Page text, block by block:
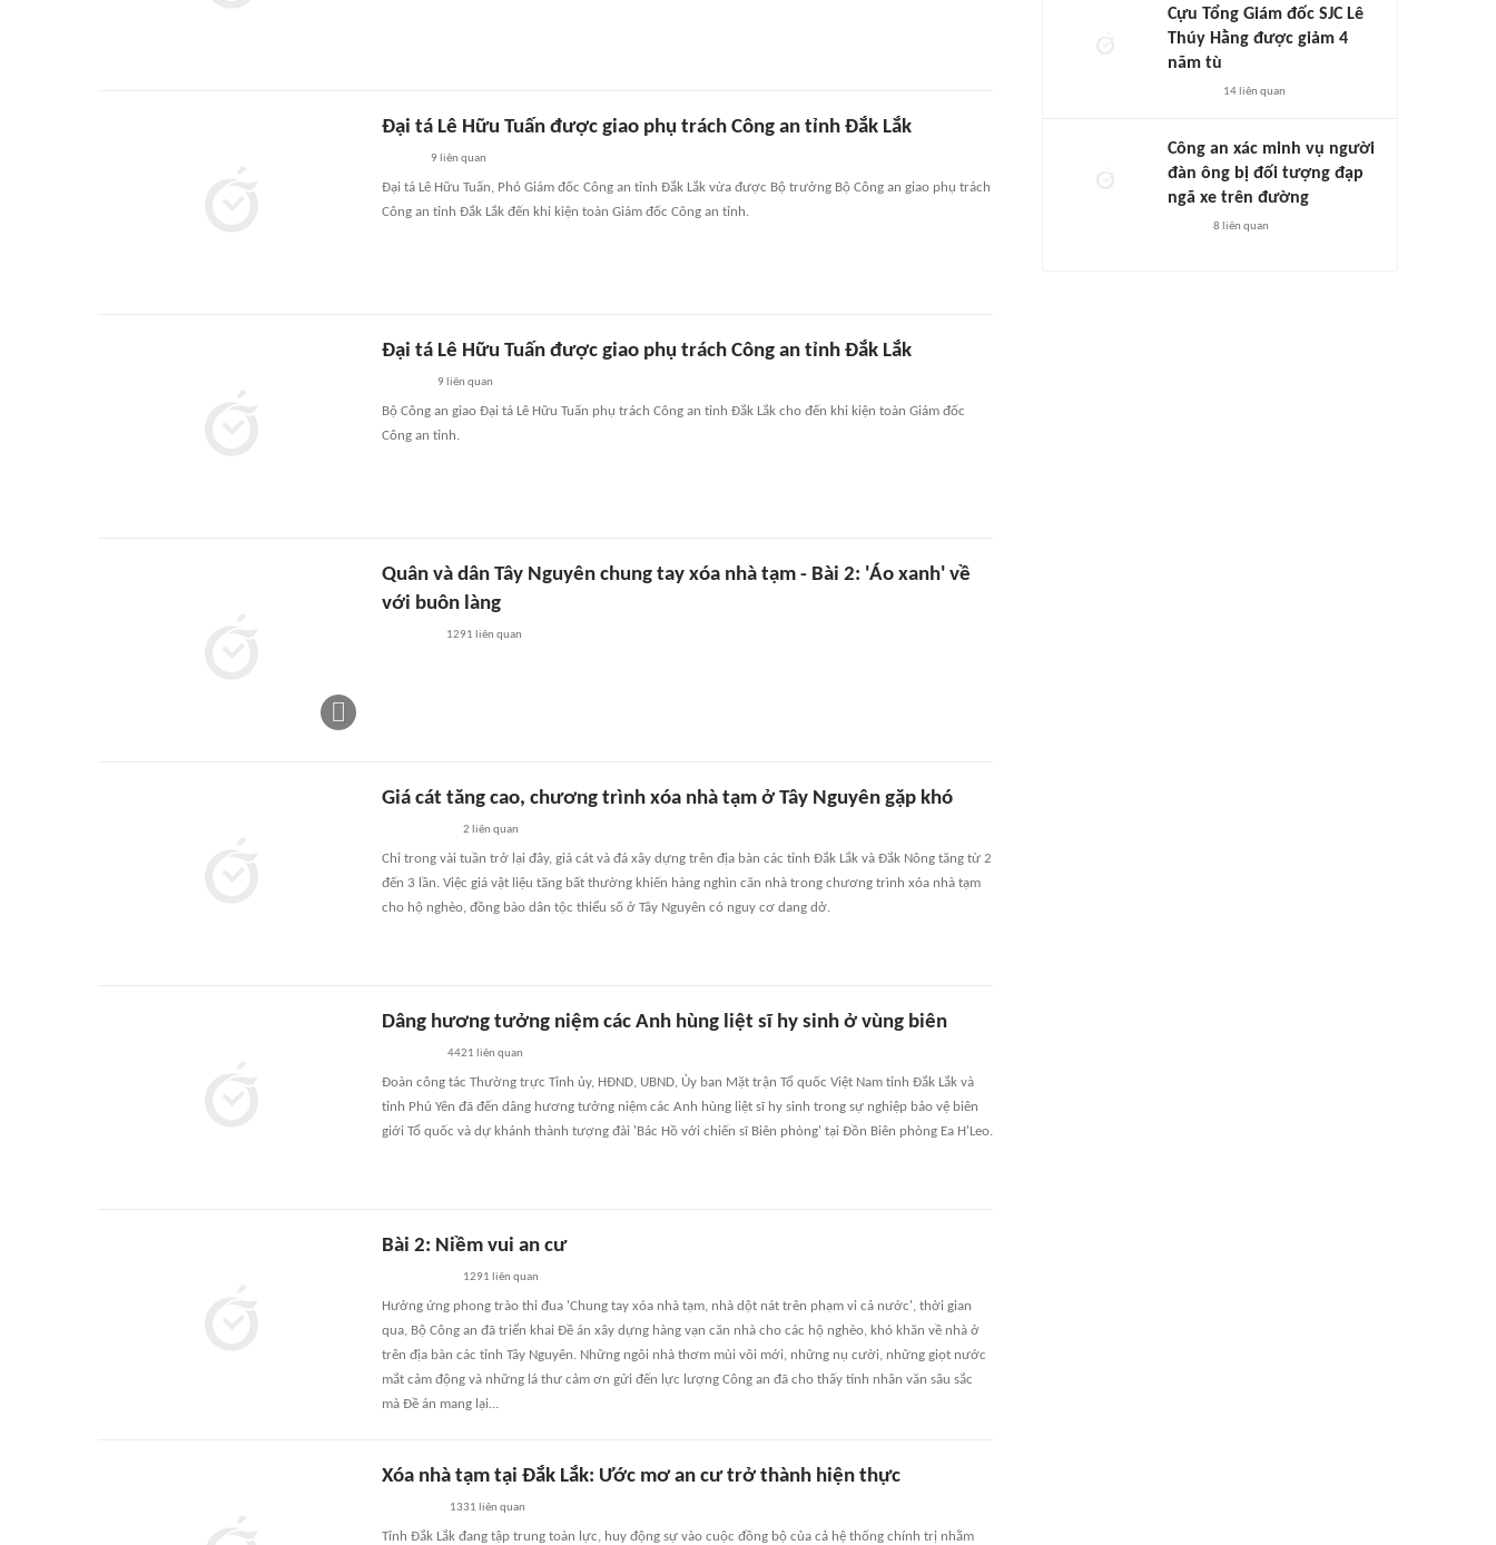
Đại tá Lê Hữu Tuấn được giao phụ trách Công an tỉnh Đắk Lắk
9 liên quan
Đại tá Lê Hữu Tuấn, Phó Giám đốc Công an tỉnh Đắk Lắk vừa được Bộ trưởng Bộ Công an giao phụ trách
Công an tỉnh Đắk Lắk đến khi kiện toàn Giám đốc Công an tỉnh.
Đại tá Lê Hữu Tuấn được giao phụ trách Công an tỉnh Đắk Lắk
9 liên quan
Bộ Công an giao Đại tá Lê Hữu Tuấn phụ trách Công an tỉnh Đắk Lắk cho đến khi kiện toàn Giám đốc
Công an tỉnh.
Quân và dân Tây Nguyên chung tay xóa nhà tạm - Bài 2: 'Áo xanh' về
với buôn làng
1291 liên quan
Giá cát tăng cao, chương trình xóa nhà tạm ở Tây Nguyên gặp khó
2 liên quan
Chỉ trong vài tuần trở lại đây, giá cát và đá xây dựng trên địa bàn các tỉnh Đắk Lắk và Đắk Nông tăng từ 2
đến 3 lần. Việc giá vật liệu tăng bất thường khiến hàng nghìn căn nhà trong chương trình xóa nhà tạm
cho hộ nghèo, đồng bào dân tộc thiểu số ở Tây Nguyên có nguy cơ dang dở.
Dâng hương tưởng niệm các Anh hùng liệt sĩ hy sinh ở vùng biên
4421 liên quan
Đoàn công tác Thường trực Tỉnh ủy, HĐND, UBND, Ủy ban Mặt trận Tổ quốc Việt Nam tỉnh Đắk Lắk và
tỉnh Phú Yên đã đến dâng hương tưởng niệm các Anh hùng liệt sĩ hy sinh trong sự nghiệp bảo vệ biên
giới Tổ quốc và dự khánh thành tượng đài 'Bác Hồ với chiến sĩ Biên phòng' tại Đồn Biên phòng Ea H'Leo.
Bài 2: Niềm vui an cư
1291 liên quan
Hưởng ứng phong trào thi đua 'Chung tay xóa nhà tạm, nhà dột nát trên phạm vi cả nước', thời gian
qua, Bộ Công an đã triển khai Đề án xây dựng hàng vạn căn nhà cho các hộ nghèo, khó khăn về nhà ở
trên địa bàn các tỉnh Tây Nguyên. Những ngôi nhà thơm mùi vôi mới, những nụ cười, những giọt nước
mắt cảm động và những lá thư cảm ơn gửi đến lực lượng Công an đã cho thấy tính nhân văn sâu sắc
mà Đề án mang lại…
Xóa nhà tạm tại Đắk Lắk: Ước mơ an cư trở thành hiện thực
1331 liên quan
Tỉnh Đắk Lắk đang tập trung toàn lực, huy động sự vào cuộc đồng bộ của cả hệ thống chính trị nhằm
Cựu Tổng Giám đốc SJC Lê
Thúy Hằng được giảm 4
năm tù
14 liên quan
Công an xác minh vụ người
đàn ông bị đối tượng đạp
ngã xe trên đường
8 liên quan